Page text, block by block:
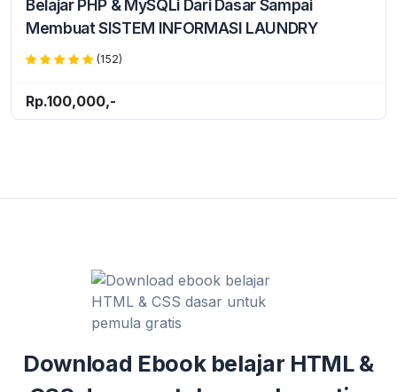
Belajar PHP & MySQLi Dari Dasar Sampai
Membuat SISTEM INFORMASI LAUNDRY
(152)
Rp.100,000,-
Download Ebook belajar HTML &